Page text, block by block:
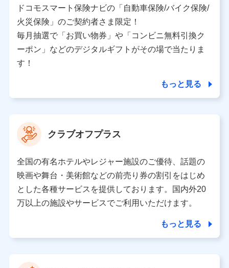
を受けている保険会社・提携会社の保険その他に関する
情報を提供するため、また維持管理等の委託業務遂行の
ため、またそれらに付帯、関連する当社、株式会社NTT
ドコモおよび提携会社のサービスを案内、提供するため
（各サービスで取得したサービス利用履歴、ウェブサイ
トの閲覧履歴、購買履歴、ご契約内容等のパーソナルデ
ータを分析して、お客さまの趣味・嗜好・傾向に応じた
上記に係る案内・手続き・管理等付帯業務を行うため
【当該個人データの管理について責任を有する者の名称・住
所・代表者名】
当該個人データを取り扱う各共同利用者（詳細は次のとお
り）
東京都千代田区永田町2丁目11番1号 山王パークタワー
株式会社NTTドコモ 代表取締役社長 前田 義晃
東京都中央区日本橋人形町2-14-10 アーバンネット日本橋
ビル 3F
ドコモスマート保険ナビの「自動車保険/バイク保険/
火災保険」のご契約者さま限定！
毎月抽選で「お買い物券」や「コンビニ無料引換ク
ーポン」などのデジタルギフトがその場で当たりま
す！
もっと見る
クラブオフプラス
全国の有名ホテルやレジャー施設のご優待、話題の
映画や舞台・美術館などの前売り券の割引をはじめ
とした各種サービスを提供しております。国内外20
万以上の施設やサービスでご利用いただけます。
もっと見る